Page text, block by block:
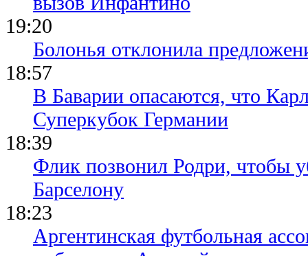
19:20
Болонья отклонила
18:57
В Баварии опасаются, что
Суперкубок Германии
18:39
Флик позвонил Родри, чтобы
Барселону
18:23
Аргентинская футбольная